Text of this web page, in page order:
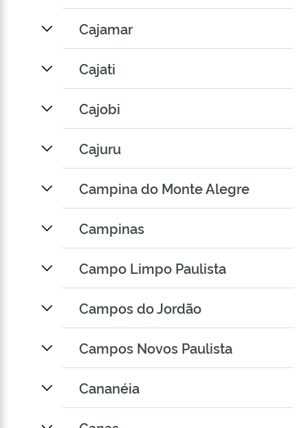
Cajamar
Cajati
Cajobi
Cajuru
Campina do Monte Alegre
Campinas
Campo Limpo Paulista
Campos do Jordão
Campos Novos Paulista
Cananéia